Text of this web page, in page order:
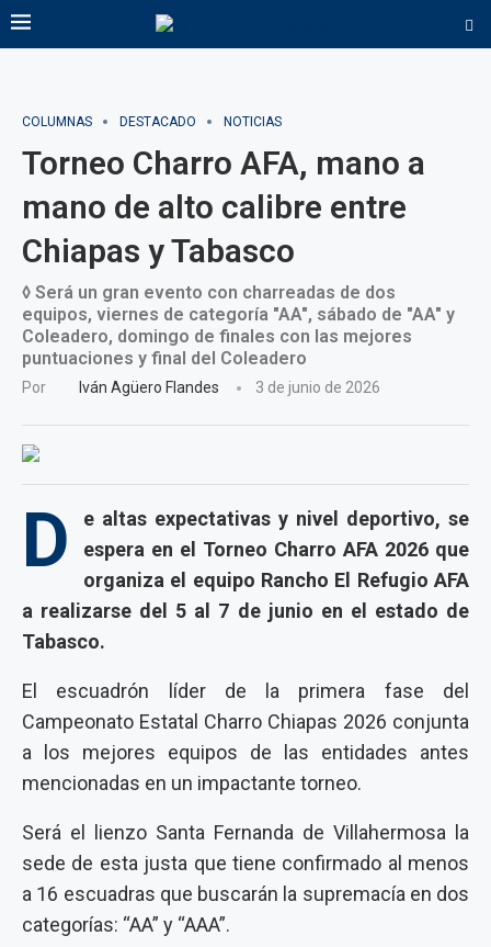
COLUMNAS DESTACADO NOTICIAS
Torneo Charro AFA, mano a
mano de alto calibre entre
Chiapas y Tabasco
◊ Será un gran evento con charreadas de dos
equipos, viernes de categoría "AA", sábado de "AA" y
Coleadero, domingo de finales con las mejores
puntuaciones y final del Coleadero
Por Iván Agüero Flandes 3 de junio de 2026
D
e altas expectativas y nivel deportivo, se
espera en el Torneo Charro AFA 2026 que
organiza el equipo Rancho El Refugio AFA
a realizarse del 5 al 7 de junio en el estado de
Tabasco.
El escuadrón líder de la primera fase del
Campeonato Estatal Charro Chiapas 2026 conjunta
a los mejores equipos de las entidades antes
mencionadas en un impactante torneo.
Será el lienzo Santa Fernanda de Villahermosa la
sede de esta justa que tiene confirmado al menos
a 16 escuadras que buscarán la supremacía en dos
categorías: “AA” y “AAA”.